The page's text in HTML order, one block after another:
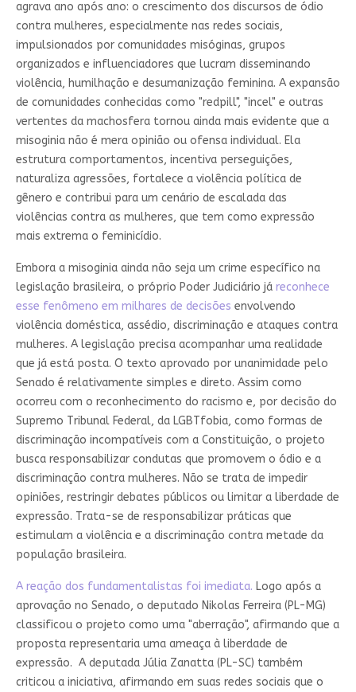
agrava ano após ano: o crescimento dos discursos de ódio
contra mulheres, especialmente nas redes sociais,
impulsionados por comunidades misóginas, grupos
organizados e influenciadores que lucram disseminando
violência, humilhação e desumanização feminina. A expansão
de comunidades conhecidas como "redpill", "incel" e outras
vertentes da machosfera tornou ainda mais evidente que a
misoginia não é mera opinião ou ofensa individual. Ela
estrutura comportamentos, incentiva perseguições,
naturaliza agressões, fortalece a violência política de
gênero e contribui para um cenário de escalada das
violências contra as mulheres, que tem como expressão
mais extrema o feminicídio.
Embora a misoginia ainda não seja um crime específico na
legislação brasileira, o próprio Poder Judiciário já reconhece
esse fenômeno em milhares de decisões envolvendo
violência doméstica, assédio, discriminação e ataques contra
mulheres. A legislação precisa acompanhar uma realidade
que já está posta. O texto aprovado por unanimidade pelo
Senado é relativamente simples e direto. Assim como
ocorreu com o reconhecimento do racismo e, por decisão do
Supremo Tribunal Federal, da LGBTfobia, como formas de
discriminação incompatíveis com a Constituição, o projeto
busca responsabilizar condutas que promovem o ódio e a
discriminação contra mulheres. Não se trata de impedir
opiniões, restringir debates públicos ou limitar a liberdade de
expressão. Trata-se de responsabilizar práticas que
estimulam a violência e a discriminação contra metade da
população brasileira.
A reação dos fundamentalistas foi imediata. Logo após a
aprovação no Senado, o deputado Nikolas Ferreira (PL-MG)
classificou o projeto como uma "aberração", afirmando que a
proposta representaria uma ameaça à liberdade de
expressão. A deputada Júlia Zanatta (PL-SC) também
criticou a iniciativa, afirmando em suas redes sociais que o